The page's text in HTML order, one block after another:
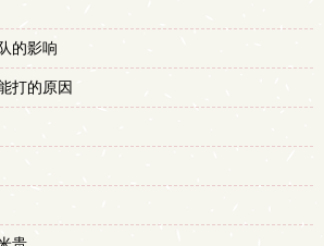
的影响
打的原因